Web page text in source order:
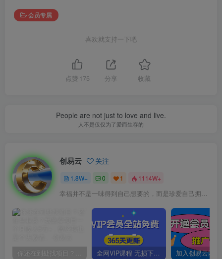
会员专属
喜欢就支持一下吧
点赞 175 分享 收藏
People are not just to love and live.
人不是仅仅为了爱而生存的
创易云 关注
1.8W+ 0 1 1114W+
幸福并不是一味得到自己想要的，而是珍爱自己拥有的
你还在到处找项目？还在当韭菜？我靠卖项目一个月收入5万+，曾经我也是个失败者。 全网VIP课程 无损下载~